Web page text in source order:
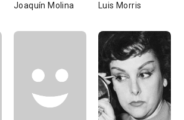
Joaquín Molina Luis Morris